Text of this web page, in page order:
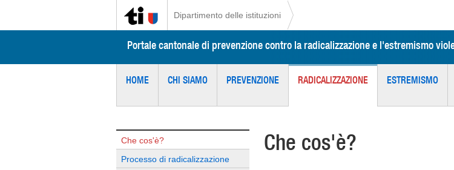
Dipartimento delle istituzioni
Portale cantonale di prevenzione contro la radicalizzazione e l'estremismo
HOME CHI SIAMO PREVENZIONE RADICALIZZAZIONE ESTREMISMO
Che cos'è?
Processo di radicalizzazione
Che cos'è?